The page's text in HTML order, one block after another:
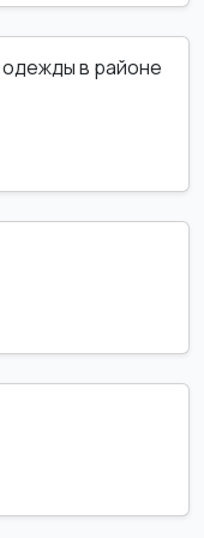
в районе